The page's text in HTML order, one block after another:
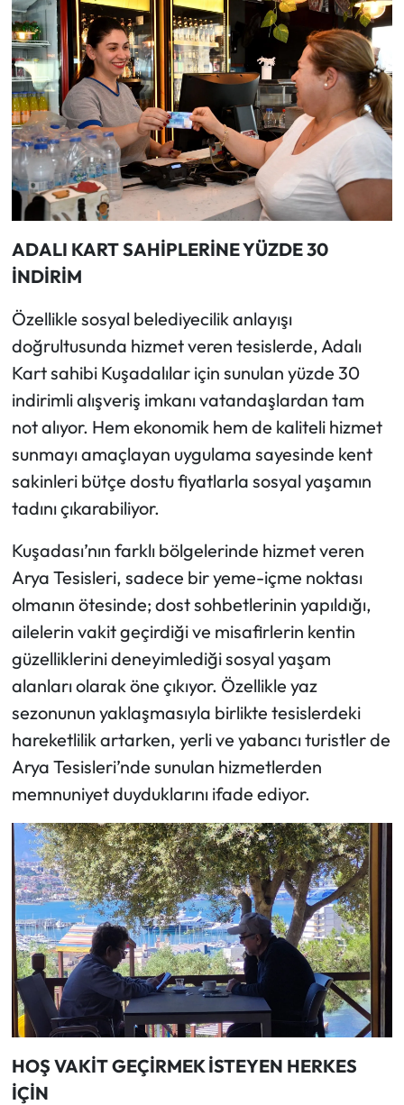
ADALI KART SAHİPLERİNE YÜZDE 30
İNDİRİM
Özellikle sosyal belediyecilik anlayışı
doğrultusunda hizmet veren tesislerde, Adalı
Kart sahibi Kuşadalılar için sunulan yüzde 30
indirimli alışveriş imkanı vatandaşlardan tam
not alıyor. Hem ekonomik hem de kaliteli hizmet
sunmayı amaçlayan uygulama sayesinde kent
sakinleri bütçe dostu fiyatlarla sosyal yaşamın
tadını çıkarabiliyor.
Kuşadası’nın farklı bölgelerinde hizmet veren
Arya Tesisleri, sadece bir yeme-içme noktası
olmanın ötesinde; dost sohbetlerinin yapıldığı,
ailelerin vakit geçirdiği ve misafirlerin kentin
güzelliklerini deneyimlediği sosyal yaşam
alanları olarak öne çıkıyor. Özellikle yaz
sezonunun yaklaşmasıyla birlikte tesislerdeki
hareketlilik artarken, yerli ve yabancı turistler de
Arya Tesisleri’nde sunulan hizmetlerden
memnuniyet duyduklarını ifade ediyor.
HOŞ VAKİT GEÇİRMEK İSTEYEN HERKES
İÇİN